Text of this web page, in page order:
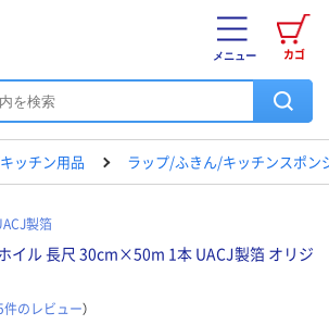
カゴ
メニュー
ッチン用品 ラップ/ふきん/キッチンスポン
製箔
ホイル 長尺 30cm×50m 1本 UACJ製箔 オリジ
件のレビュー）